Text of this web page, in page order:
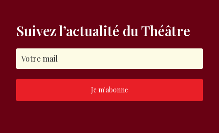
Suivez l’actualité du Théâtre
Je m'abonne